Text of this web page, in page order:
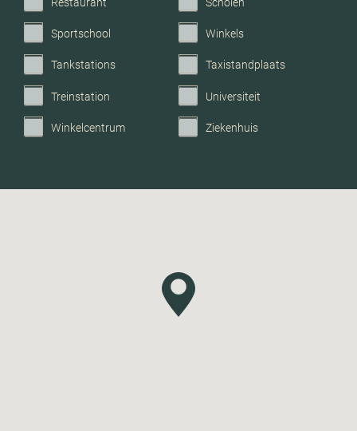
Sportschool Winkels
Tankstations Taxistandplaats
Treinstation Universiteit
Winkelcentrum Ziekenhuis